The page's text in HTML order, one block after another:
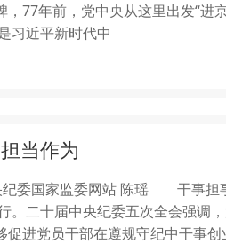
77年前，党中央从这里出发“进京
近平新时代中
当作为
纪委国家监委网站 陈瑶 干事担
。二十届中央纪委五次全会强调
促进党员干部在遵规守纪中干